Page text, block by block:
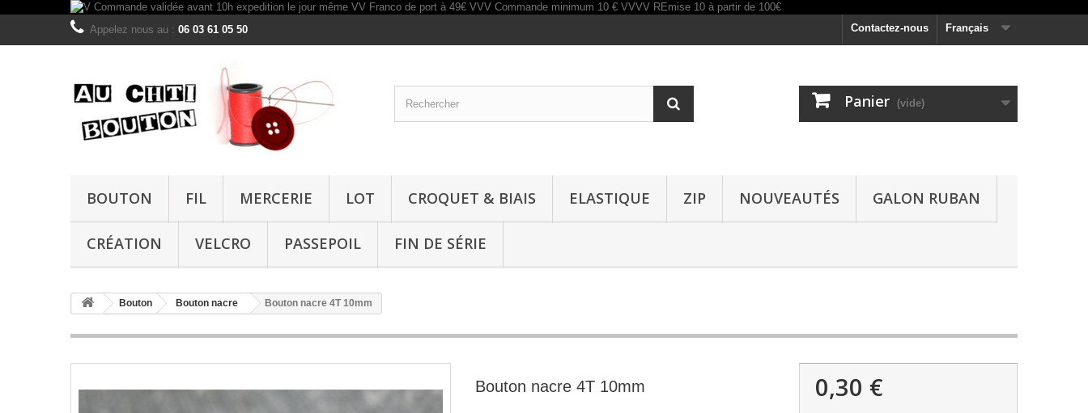
Français
Contactez-nous
Appelez nous au : 06 03 61 05 50
Panier (vide)
BOUTON FIL MERCERIE LOT CROQUET & BIAIS ELASTIQUE ZIP NOUVEAUTÉS GALON RUBAN
CRÉATION VELCRO PASSEPOIL FIN DE SÉRIE
Bouton Bouton nacre Bouton nacre 4T 10mm
Bouton nacre 4T 10mm 0,30 €